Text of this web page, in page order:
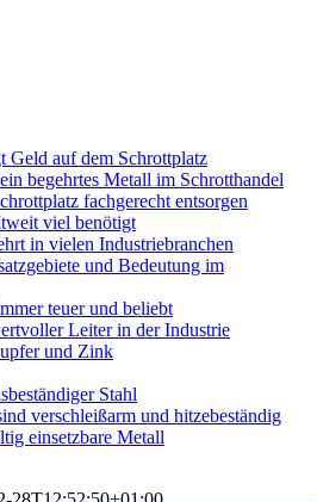
Geld auf dem Schrottplatz
begehrtes Metall im Schrotthandel
fachgerecht entsorgen
viel benötigt
in vielen Industriebranchen
und Bedeutung im
teuer und beliebt
Leiter in der Industrie
und Zink
Stahl
verschleißarm und hitzebeständig
einsetzbare Metall